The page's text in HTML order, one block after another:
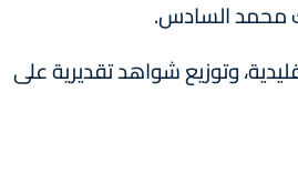
وتوزيع شواهد تقديرية على